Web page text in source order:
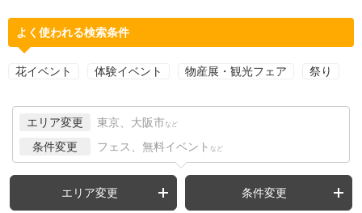
よく使われる検索条件
花イベント 体験イベント 物産展・観光フェア 祭り
エリア変更 東京、大阪市 など
条件変更 フェス、無料イベント など
エリア変更 条件変更